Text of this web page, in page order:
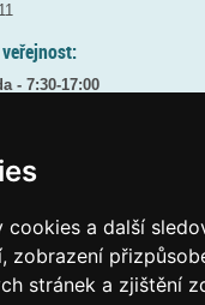
a další
stránek a zjištění
- 7:30-17:00
přestávka
cz